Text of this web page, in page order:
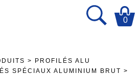
0
>
PROFILÉS ALU
SPÉCIAUX ALUMINIUM BRUT >